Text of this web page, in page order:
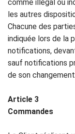
comme illégal ou
les autres
Chacune des
indiquée lors de la
notifications, deva
sauf notifications
de son changement
Article 3
Commandes